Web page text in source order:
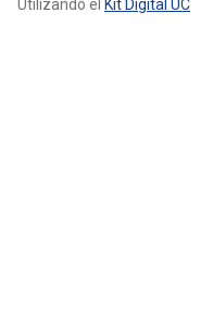
Utilizando el Kit Digital UC